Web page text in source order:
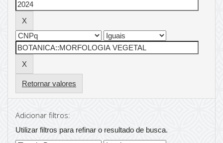
Retornar valores
Adicionar filtros:
Utilizar filtros para refinar o resultado de busca.